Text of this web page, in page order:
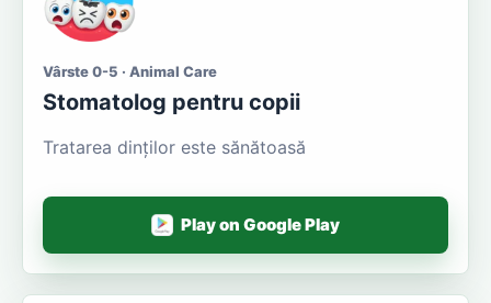
Vârste 0-5 · Animal Care
Stomatolog pentru copii
Tratarea dinților este sănătoasă
Play on Google Play